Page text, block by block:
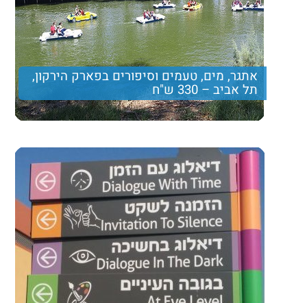
אתגר, מים, טעמים וסיפורים בפארק הירקון,
תל אביב – 330 ש"ח
יום כיף באגם פארק הירקון הכולל שיט, טיול ברכב ממונע
ועוד הפתעות
Price per person 330 ש"ח